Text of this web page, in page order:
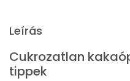
Leírás
Cukrozatlan
tippek